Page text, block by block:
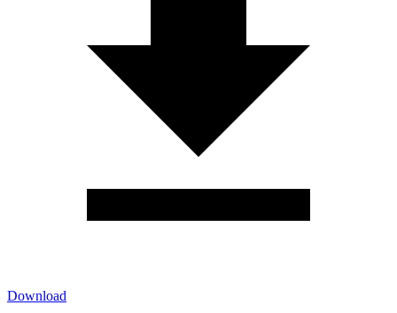
Download